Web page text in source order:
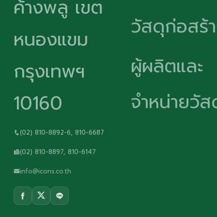
ค้างพลู เขต
หนองแขม
กรุงเทพฯ
10160
(02) 810-8892-6, 810-6687
(02) 810-8897, 810-6147
info@icons.co.th
วัสดุก่อสร้
ผู้ผลิตและ
จำหน่ายวั